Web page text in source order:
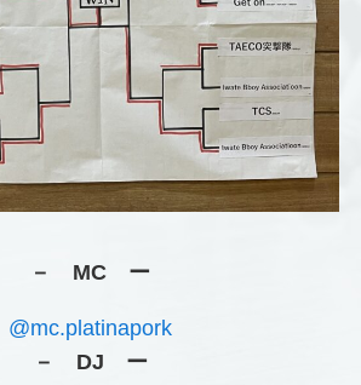
－ MC ー
@mc.platinapork
－ DJ ー